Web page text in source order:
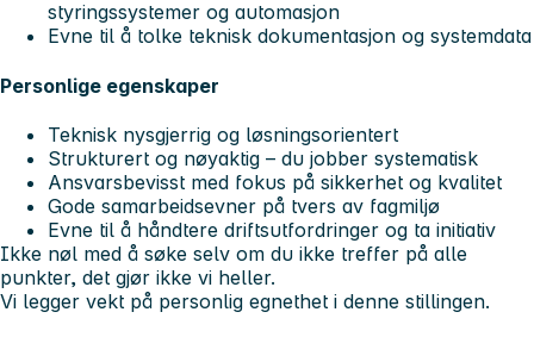
styringssystemer og automasjon
Evne til å tolke teknisk dokumentasjon og systemdata
Personlige egenskaper
Teknisk nysgjerrig og løsningsorientert
Strukturert og nøyaktig – du jobber systematisk
Ansvarsbevisst med fokus på sikkerhet og kvalitet
Gode samarbeidsevner på tvers av fagmiljø
Evne til å håndtere driftsutfordringer og ta initiativ
Ikke nøl med å søke selv om du ikke treffer på alle
punkter, det gjør ikke vi heller.
Vi legger vekt på personlig egnethet i denne stillingen.